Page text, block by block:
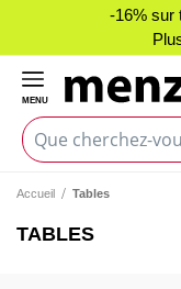
-16%
MENU
Accueil Tables
TABLES